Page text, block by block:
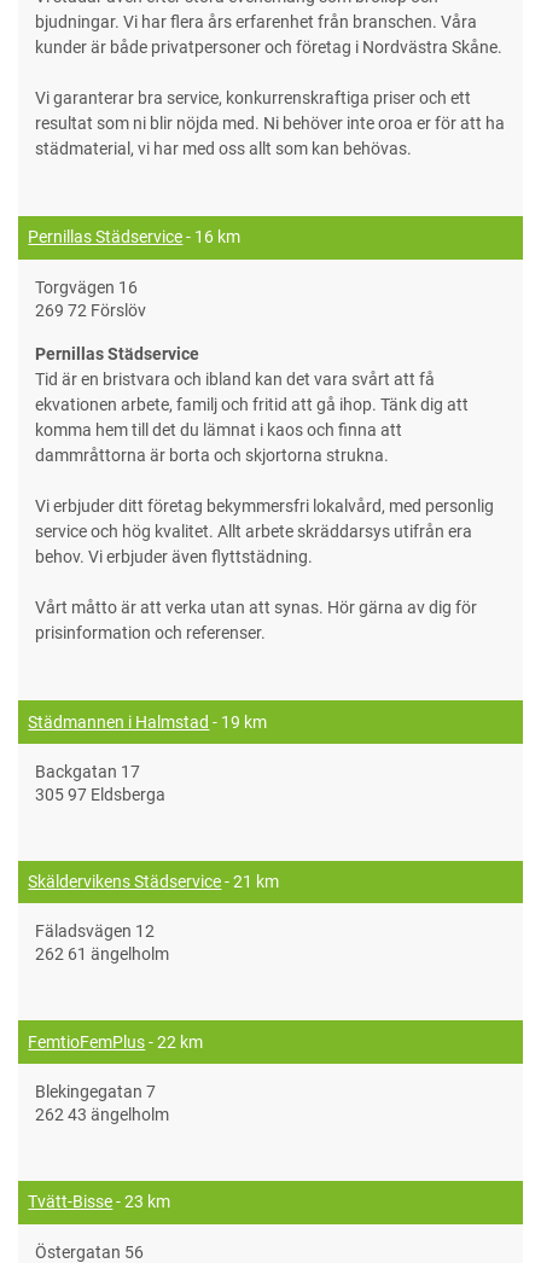
bjudningar. Vi har flera års erfarenhet från branschen. Våra
kunder är både privatpersoner och företag i Nordvästra Skåne.
Vi garanterar bra service, konkurrenskraftiga priser och ett
resultat som ni blir nöjda med. Ni behöver inte oroa er för att ha
städmaterial, vi har med oss allt som kan behövas.
Pernillas Städservice- 16 km
Torgvägen 16
269 72 Förslöv
Pernillas Städservice
Tid är en bristvara och ibland kan det vara svårt att få
ekvationen arbete, familj och fritid att gå ihop. Tänk dig att
komma hem till det du lämnat i kaos och finna att
dammråttorna är borta och skjortorna strukna.
Vi erbjuder ditt företag bekymmersfri lokalvård, med personlig
service och hög kvalitet. Allt arbete skräddarsys utifrån era
behov. Vi erbjuder även flyttstädning.
Vårt måtto är att verka utan att synas. Hör gärna av dig för
prisinformation och referenser.
Städmannen i Halmstad - 19 km
Backgatan 17
305 97 Eldsberga
Skäldervikens Städservice- 21 km
Fäladsvägen 12
262 61 ängelholm
FemtioFemPlus- 22 km
Blekingegatan 7
262 43 ängelholm
Tvätt-Bisse- 23 km
Östergatan 56